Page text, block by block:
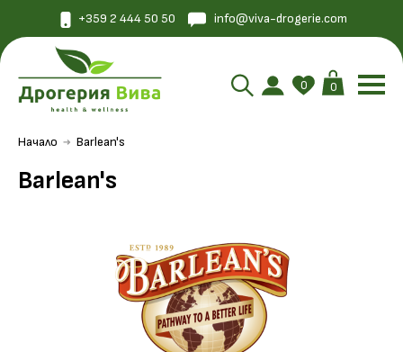
+359 2 444 50 50 info@viva-drogerie.com
0 0
Начало Barlean's
Barlean's